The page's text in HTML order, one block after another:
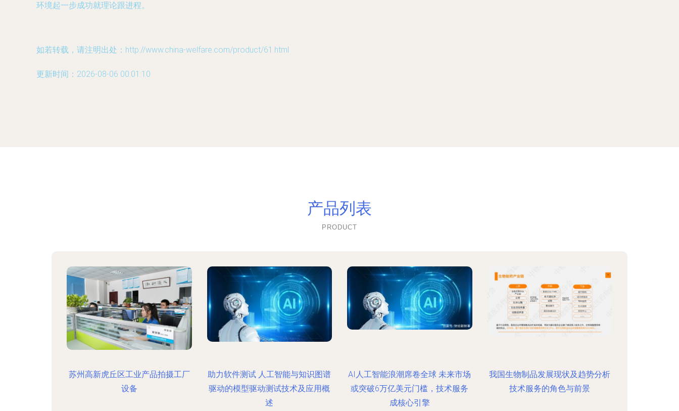
环境起一步成功就理论跟进程。
如若转载，请注明出处：http://www.china-welfare.com/product/61.html
更新时间：2026-08-06 00:01:10
产品列表
PRODUCT
苏州高新虎丘区工业产品拍摄工厂
设备
助力软件测试 人工智能与知识图谱
驱动的模型驱动测试技术及应用概
述
AI人工智能浪潮席卷全球 未来市场
或突破6万亿美元门槛，技术服务
成核心引擎
我国生物制品发展现状及趋势分析
技术服务的角色与前景